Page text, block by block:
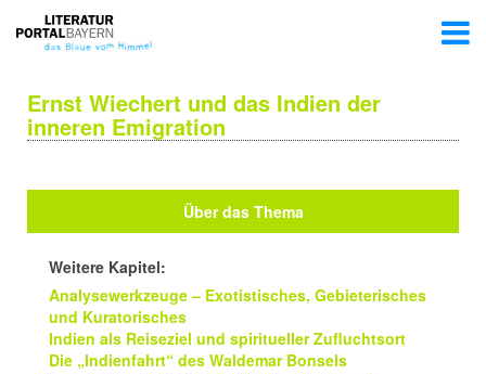
Ernst Wiechert und das Indien der
inneren Emigration
Über das Thema
Weitere Kapitel:
Analysewerkzeuge – Exotistisches, Gebieterisches
und Kuratorisches
Indien als Reiseziel und spiritueller Zufluchtsort
Die „Indienfahrt“ des Waldemar Bonsels